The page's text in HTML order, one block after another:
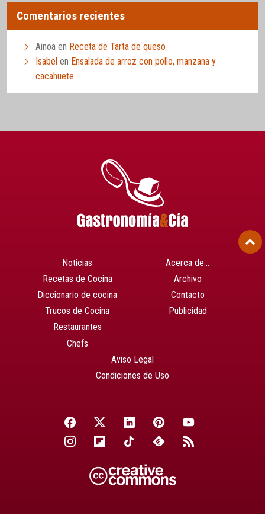
Comentarios recientes
Ainoa en Receta de Tarta de queso
Isabel en Ensalada de arroz con pollo, manzana y
cacahuete
Noticias
Recetas de Cocina
Diccionario de cocina
Trucos de Cocina
Restaurantes
Chefs
Acerca de…
Archivo
Contacto
Publicidad
Aviso Legal
Condiciones de Uso